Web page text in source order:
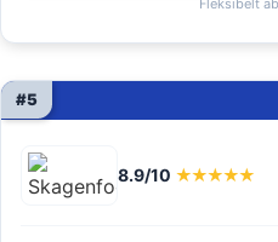
#5
8.9/10 ★★★★★